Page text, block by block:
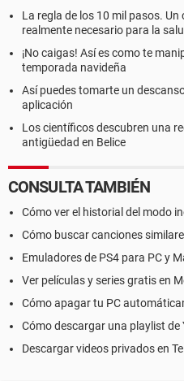
La regla de los 10 mil pasos.
realmente necesario para la
¡No caigas! Así es como te
temporada navideña
Así puedes tomarte un
aplicación
Los científicos descubren una
antigüedad en Belice
CONSULTA TAMBIÉN
Cómo ver el historial del modo
Cómo buscar canciones
Emuladores de PS4 para PC y
Ver películas y series gratis en
Cómo apagar tu PC
Cómo descargar una playlist de
Descargar videos privados en